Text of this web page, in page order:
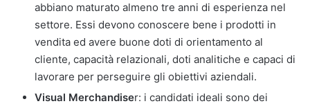
abbiano maturato almeno tre anni di esperienza nel
settore. Essi devono conoscere bene i prodotti in
vendita ed avere buone doti di orientamento al
cliente, capacità relazionali, doti analitiche e capaci di
lavorare per perseguire gli obiettivi aziendali.
Visual Merchandiser: i candidati ideali sono dei